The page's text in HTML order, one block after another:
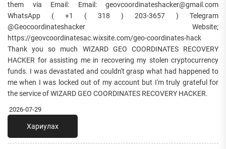
them via Email: Email: geovcoordinateshacker@gmail.com
WhatsApp ( +1 ( 318 ) 203-3657 ) Telegram
@Geocoordinateshacker Website;
https://geovcoordinatesac.wixsite.com/geo-coordinates-hack
Thank you so much WIZARD GEO COORDINATES RECOVERY
HACKER for assisting me in recovering my stolen cryptocurrency
funds. I was devastated and couldn't grasp what had happened to
me when I was locked out of my account but I'm truly grateful for
the service of WIZARD GEO COORDINATES RECOVERY HACKER.
2026-07-29
Хариулах